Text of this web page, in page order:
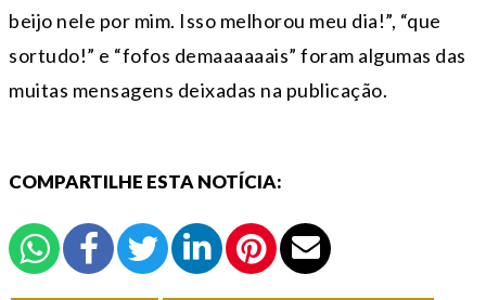
beijo nele por mim. Isso melhorou meu dia!”, “que
sortudo!” e “fofos demaaaaaais” foram algumas das
muitas mensagens deixadas na publicação.
COMPARTILHE ESTA NOTÍCIA: